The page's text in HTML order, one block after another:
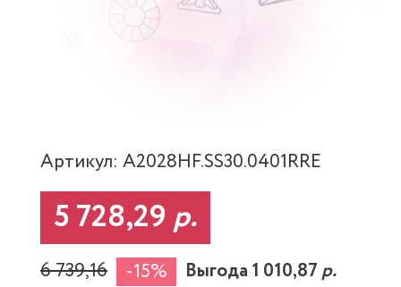
Артикул: A2028HF.SS30.0401RRE
5 728,29 р.
6 739,16 -15% Выгода 1 010,87р.